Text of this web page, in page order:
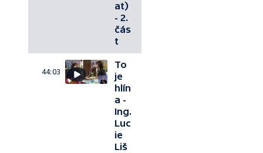
at)
- 2.
čás
t
44:03
To
je
hlín
a -
Ing.
Luc
ie
Liš